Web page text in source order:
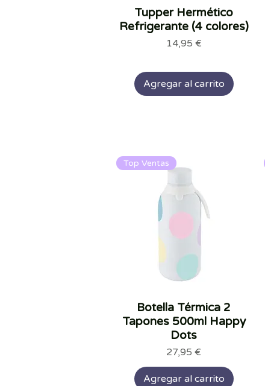
Vista rápida
Tupper Hermético
Refrigerante (4 colores)
Precio
14,95 €
Agregar al carrito
Vista rápida
Top Ventas
Botella Térmica 2
Tapones 500ml Happy
Dots
Precio
27,95 €
Agregar al carrito